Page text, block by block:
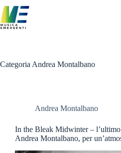
al
contenuto
Categoria Andrea Montalbano
Andrea Montalbano
In the Bleak Midwinter –
Andrea Montalbano, per